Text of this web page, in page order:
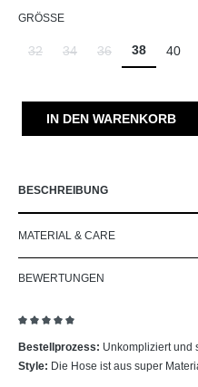
GRÖSSE AUSWÄHLEN
32 34 36 38 40
IN DEN WARENKORB
BESCHREIBUNG
MATERIAL & CARE
BEWERTUNGEN
Bestellprozess: Unkompliziert und
Style: Die Hose ist aus super